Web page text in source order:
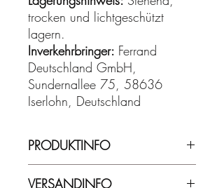
trocken und lichtgeschützt
lagern.
Inverkehrbringer: Ferrand
Deutschland GmbH,
Sundernallee 75, 58636
Iserlohn, Deutschland
PRODUKTINFO
49,50% Vol. - 0,70 l
VERSANDINFO